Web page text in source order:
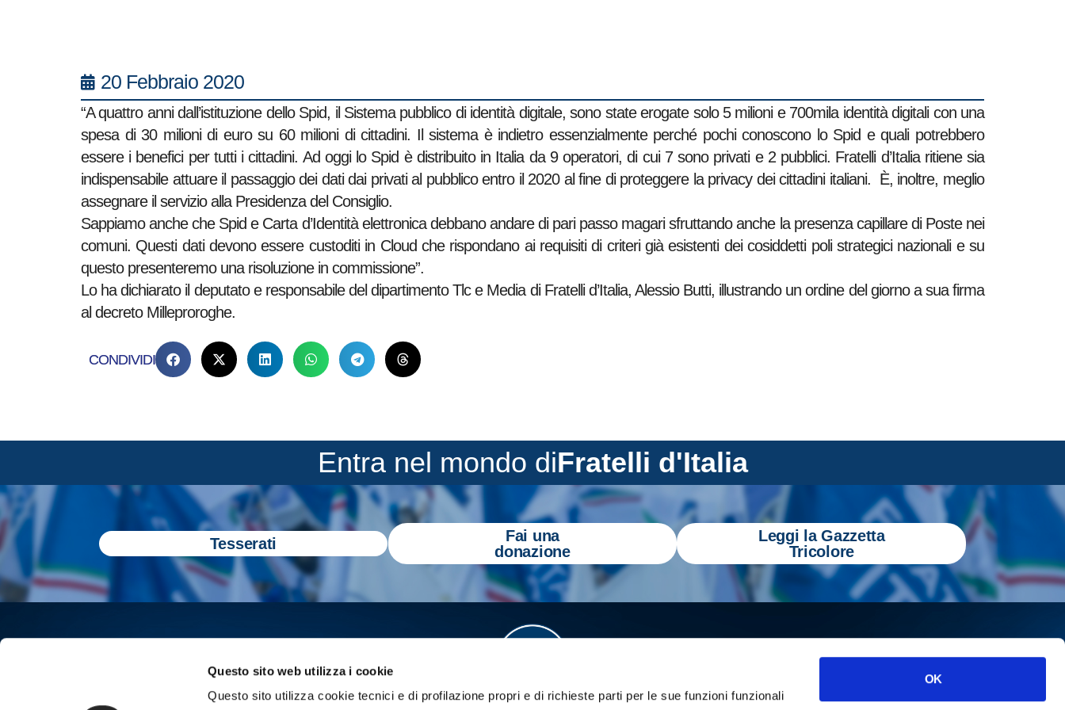
Questo sito web utilizza i cookie
Questo sito utilizza cookie tecnici e di profilazione propri e di richieste parti per le sue funzioni funzionali
OK
20 Febbraio 2020
“A quattro anni dall’istituzione dello Spid, il Sistema pubblico di identità digitale, sono state erogate solo 5 milioni e 700mila identità digitali con una
spesa di 30 milioni di euro su 60 milioni di cittadini. Il sistema è indietro essenzialmente perché pochi conoscono lo Spid e quali potrebbero
essere i benefici per tutti i cittadini. Ad oggi lo Spid è distribuito in Italia da 9 operatori, di cui 7 sono privati e 2 pubblici. Fratelli d’Italia ritiene sia
indispensabile attuare il passaggio dei dati dai privati al pubblico entro il 2020 al fine di proteggere la privacy dei cittadini italiani. È, inoltre, meglio
assegnare il servizio alla Presidenza del Consiglio.
Sappiamo anche che Spid e Carta d’Identità elettronica debbano andare di pari passo magari sfruttando anche la presenza capillare di Poste nei
comuni. Questi dati devono essere custoditi in Cloud che rispondano ai requisiti di criteri già esistenti dei cosiddetti poli strategici nazionali e su
questo presenteremo una risoluzione in commissione”.
Lo ha dichiarato il deputato e responsabile del dipartimento Tlc e Media di Fratelli d’Italia, Alessio Butti, illustrando un ordine del giorno a sua firma
al decreto Milleproroghe.
CONDIVIDI
Entra nel mondo diFratelli d'Italia
Tesserati
Fai una
donazione
Leggi la Gazzetta
Tricolore